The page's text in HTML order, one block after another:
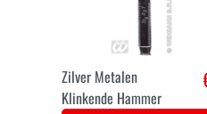
Zilver Metalen
Klinkende Hammer